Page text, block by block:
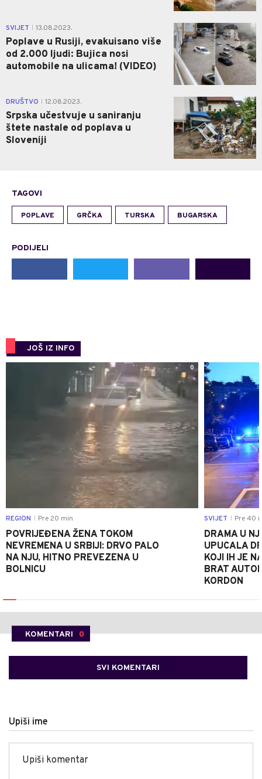
SVIJET 13.08.2023.
Poplave u Rusiji, evakuisano više
od 2.000 ljudi: Bujica nosi
automobile na ulicama! (VIDEO)
0
DRUŠTVO 12.08.2023.
Srpska učestvuje u saniranju
štete nastale od poplava u
Sloveniji
2
TAGOVI
POPLAVE GRČKA TURSKA BUGARSKA
PODIJELI
JOŠ IZ INFO
0
REGION Pre 20 min
POVRIJEĐENA ŽENA TOKOM
NEVREMENA U SRBIJI: DRVO PALO
NA NJU, HITNO PREVEZENA U
BOLNICU
SVIJET Pre 40
DRAMA U
UPUCALA
KOJI IH JE
BRAT
KORDON
KOMENTARI 0
SVI KOMENTARI
Upiši ime